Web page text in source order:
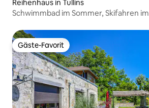
Reihenhaus in Tullins
Schwimmbad im Sommer, Skifahren
Gäste-Favorit
Gäste-Favorit